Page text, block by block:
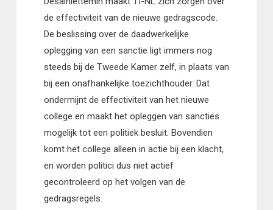
de effectiviteit van de nieuwe gedragscode.
De beslissing over de daadwerkelijke
oplegging van een sanctie ligt immers nog
steeds bij de Tweede Kamer zelf, in plaats van
bij een onafhankelijke toezichthouder. Dat
ondermijnt de effectiviteit van het nieuwe
college en maakt het opleggen van sancties
mogelijk tot een politiek besluit. Bovendien
komt het college alleen in actie bij een klacht,
en worden politici dus niet actief
gecontroleerd op het volgen van de
gedragsregels.